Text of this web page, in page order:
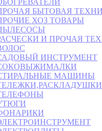
БЫТОВАЯ
ХОЗ ТОВАРЫ
И ПРОЧАЯ
ИНСТРУМЕНТ
МАШИНЫ